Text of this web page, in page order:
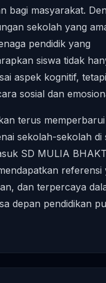
bagi masyarakat.
sekolah yang
pendidik yang
siswa tidak
aspek kognitif,
sosial dan
terus memperbarui
sekolah-sekolah di
SD MULIA
referensi
dan terpercaya
depan pendidikan